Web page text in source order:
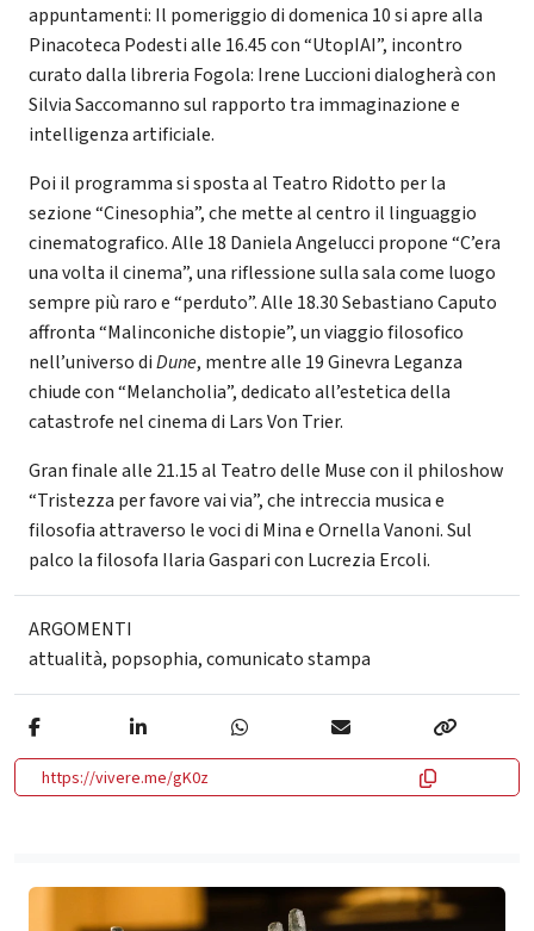
appuntamenti: Il pomeriggio di domenica 10 si apre alla
Pinacoteca Podesti alle 16.45 con “UtopIAI”, incontro
curato dalla libreria Fogola: Irene Luccioni dialogherà con
Silvia Saccomanno sul rapporto tra immaginazione e
intelligenza artificiale.
Poi il programma si sposta al Teatro Ridotto per la
sezione “Cinesophia”, che mette al centro il linguaggio
cinematografico. Alle 18 Daniela Angelucci propone “C’era
una volta il cinema”, una riflessione sulla sala come luogo
sempre più raro e “perduto”. Alle 18.30 Sebastiano Caputo
affronta “Malinconiche distopie”, un viaggio filosofico
nell’universo diDune, mentre alle 19 Ginevra Leganza
chiude con “Melancholia”, dedicato all’estetica della
catastrofe nel cinema di Lars Von Trier.
Gran finale alle 21.15 al Teatro delle Muse con il philoshow
“Tristezza per favore vai via”, che intreccia musica e
filosofia attraverso le voci di Mina e Ornella Vanoni. Sul
palco la filosofa Ilaria Gaspari con Lucrezia Ercoli.
ARGOMENTI
attualità, popsophia,comunicato stampa
https://vivere.me/gK0z